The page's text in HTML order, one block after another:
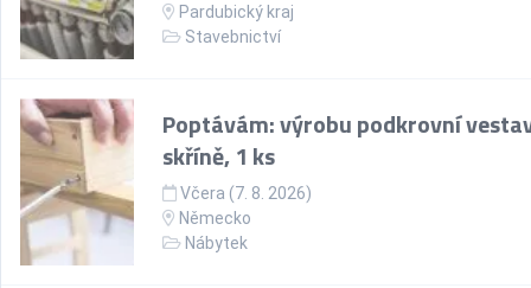
Pardubický kraj
Stavebnictví
Poptávám: výrobu podkrovní
skříně, 1 ks
Včera (7. 8. 2026)
Německo
Nábytek